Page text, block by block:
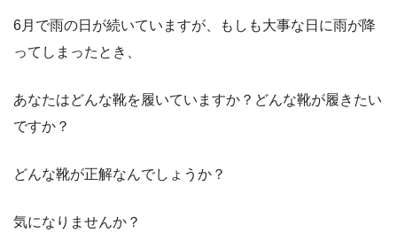
6月で雨の日が続いていますが、もしも大事な日に雨が降
ってしまったとき、
あなたはどんな靴を履いていますか？どんな靴が履きたい
ですか？
どんな靴が正解なんでしょうか？
気になりませんか？